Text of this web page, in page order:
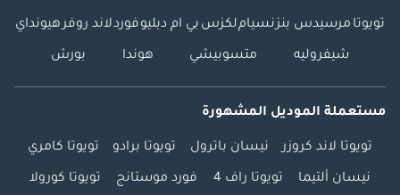
تويوتا مرسيدس بنزنسياملكزس بي ام دبليوفوردلاند روفرهيونداي
شيفروليه متسوبيشي هوندا بورش
مستعملة الموديل المشهورة
تويوتا لاند كروزر نيسان باترول تويوتا برادو تويوتا كامري
نيسان ألتيما تويوتا راف 4 فورد موستانج تويوتا كورولا